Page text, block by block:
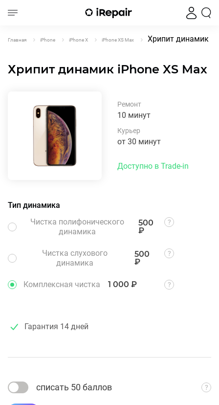
Главная iPhone iPhone X iPhone XS Max Хрипит динамик
Хрипит динамик iPhone XS Max
Ремонт
10 минут
Курьер
от 30 минут
Доступно в Trade-in
Тип динамика
Чистка полифонического
динамика
500
₽
Чистка слухового
динамика
500
₽
Комплексная чистка 1 000 ₽
Гарантия 14 дней
списать 50 баллов